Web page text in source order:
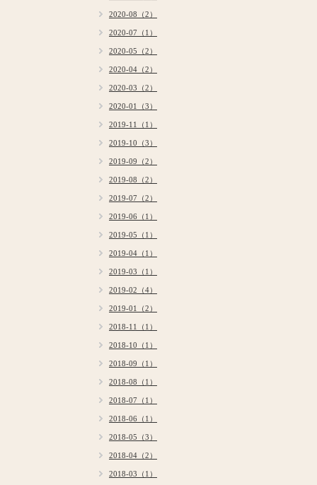
2020-08（2）
2020-07（1）
2020-05（2）
2020-04（2）
2020-03（2）
2020-01（3）
2019-11（1）
2019-10（3）
2019-09（2）
2019-08（2）
2019-07（2）
2019-06（1）
2019-05（1）
2019-04（1）
2019-03（1）
2019-02（4）
2019-01（2）
2018-11（1）
2018-10（1）
2018-09（1）
2018-08（1）
2018-07（1）
2018-06（1）
2018-05（3）
2018-04（2）
2018-03（1）